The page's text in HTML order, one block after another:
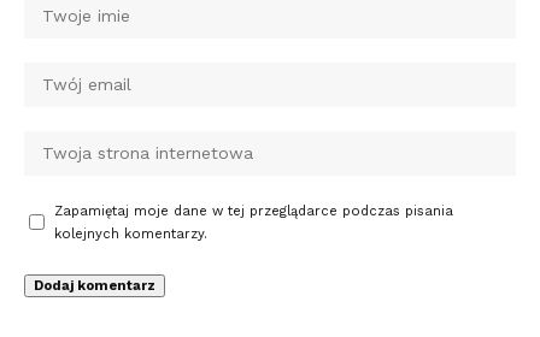
Zapamiętaj moje dane w tej przeglądarce podczas pisania
kolejnych komentarzy.